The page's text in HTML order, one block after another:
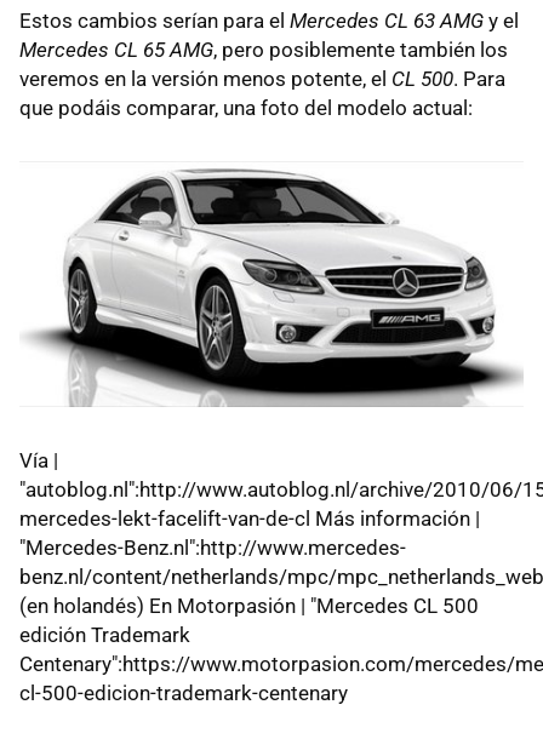
Estos cambios serían para el Mercedes CL 63 AMG y el
Mercedes CL 65 AMG, pero posiblemente también los
veremos en la versión menos potente, el CL 500. Para
que podáis comparar, una foto del modelo actual:
Vía |
"autoblog.nl":http://www.autoblog.nl/archive/2010/06/
mercedes-lekt-facelift-van-de-cl Más información |
"Mercedes-Benz.nl":http://www.mercedes-
benz.nl/content/netherlands/mpc/
(en holandés) En Motorpasión | "Mercedes CL 500
edición Trademark
Centenary":https://www.motorpasion.com/mercedes/
cl-500-edicion-trademark-centenary